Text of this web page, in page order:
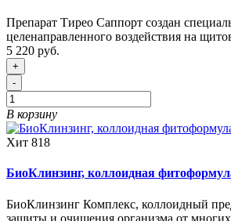
Препарат Тирео Саппорт создан
целенаправленного воздействия на
5 220 руб.
+
-
В корзину
Хит 818
БиоКлинзинг, коллоидная
БиоКлинзинг Комплекс, коллоидный
защиты и очищения организма от многих